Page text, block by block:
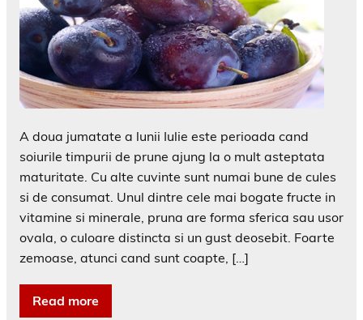
A doua jumatate a lunii Iulie este perioada cand
soiurile timpurii de prune ajung la o mult asteptata
maturitate. Cu alte cuvinte sunt numai bune de cules
si de consumat. Unul dintre cele mai bogate fructe in
vitamine si minerale, pruna are forma sferica sau usor
ovala, o culoare distincta si un gust deosebit. Foarte
zemoase, atunci cand sunt coapte, […]
Read more